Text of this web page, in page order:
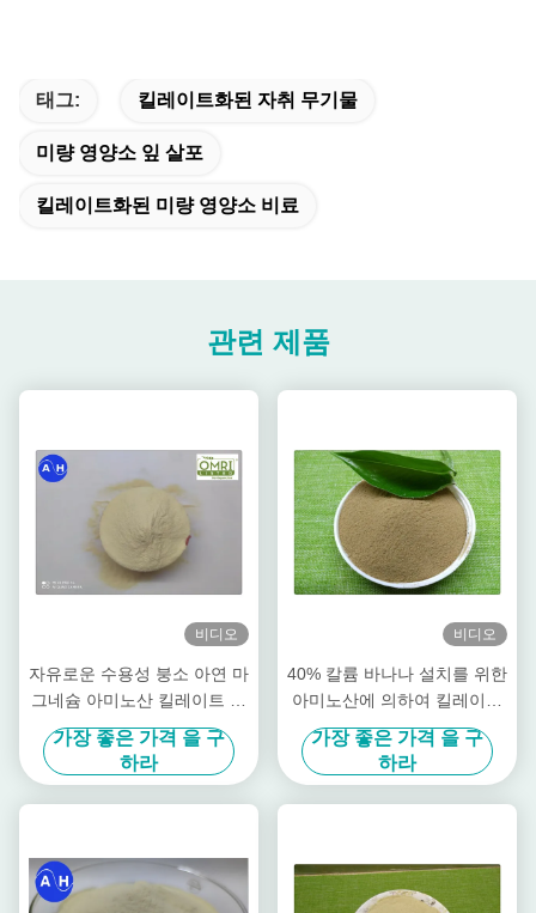
태그: 킬레이트화된 자취 무기물
미량 영양소 잎 살포
킬레이트화된 미량 영양소 비료
관련 제품
비디오
자유로운 수용성 붕소 아연 마
그네슘 아미노산 킬레이트 파
우더
가장 좋은 가격 을 구
하라
비디오
40% 칼륨 바나나 설치를 위한
아미노산에 의하여 킬레이트
화되는 자취 무기물
가장 좋은 가격 을 구
하라